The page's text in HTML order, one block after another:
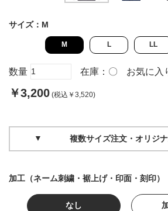
サイズ： M
M L LL
数量 在庫： 〇 お気に入
￥3,200 (税込￥3,520)
複数サイズ注文・オリジ
加工（ネーム刺繍・裾上げ・印面・刻印）
なし